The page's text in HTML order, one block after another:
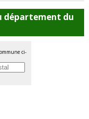
département du
ci-